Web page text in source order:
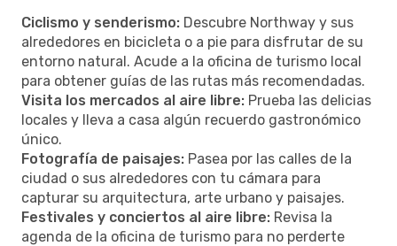
Ciclismo y senderismo: Descubre Northway y sus
alrededores en bicicleta o a pie para disfrutar de su
entorno natural. Acude a la oficina de turismo local
para obtener guías de las rutas más recomendadas.
Visita los mercados al aire libre: Prueba las delicias
locales y lleva a casa algún recuerdo gastronómico
único.
Fotografía de paisajes: Pasea por las calles de la
ciudad o sus alrededores con tu cámara para
capturar su arquitectura, arte urbano y paisajes.
Festivales y conciertos al aire libre: Revisa la
agenda de la oficina de turismo para no perderte